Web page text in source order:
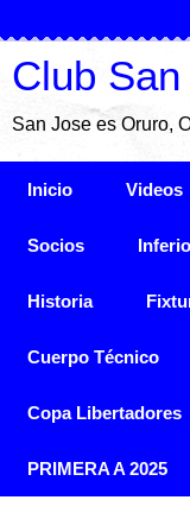
Club
San Jose es Oruro,
Inicio Videos
Socios
Historia
Cuerpo Técnico
Copa Libertadores
PRIMERA A 2025